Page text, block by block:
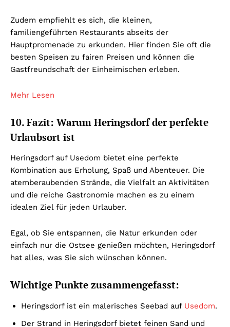
Zudem empfiehlt es sich, die kleinen,
familiengeführten Restaurants abseits der
Hauptpromenade zu erkunden. Hier finden Sie oft die
besten Speisen zu fairen Preisen und können die
Gastfreundschaft der Einheimischen erleben.
Mehr Lesen
10. Fazit: Warum Heringsdorf der perfekte
Urlaubsort ist
Heringsdorf auf Usedom bietet eine perfekte
Kombination aus Erholung, Spaß und Abenteuer. Die
atemberaubenden Strände, die Vielfalt an Aktivitäten
und die reiche Gastronomie machen es zu einem
idealen Ziel für jeden Urlauber.
Egal, ob Sie entspannen, die Natur erkunden oder
einfach nur die Ostsee genießen möchten, Heringsdorf
hat alles, was Sie sich wünschen können.
Wichtige Punkte zusammengefasst:
Heringsdorf ist ein malerisches Seebad auf Usedom.
Der Strand in Heringsdorf bietet feinen Sand und